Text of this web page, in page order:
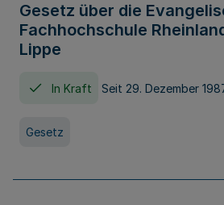
Gesetz über die
Fachhochschule
Lippe
In Kraft Seit 29. Dezember
Gesetz